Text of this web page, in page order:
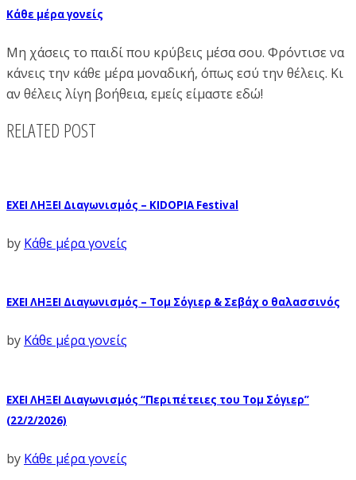
Κάθε μέρα γονείς
Μη χάσεις το παιδί που κρύβεις μέσα σου. Φρόντισε να
κάνεις την κάθε μέρα μοναδική, όπως εσύ την θέλεις. Κι
αν θέλεις λίγη βοήθεια, εμείς είμαστε εδώ!
RELATED POST
ΕΧΕΙ ΛΗΞΕΙ Διαγωνισμός – KIDOPIA Festival
by Κάθε μέρα γονείς
ΕΧΕΙ ΛΗΞΕΙ Διαγωνισμός – Τομ Σόγιερ & Σεβάχ ο θαλασσινός
by Κάθε μέρα γονείς
ΕΧΕΙ ΛΗΞΕΙ Διαγωνισμός “Περιπέτειες του Τομ Σόγιερ”
(22/2/2026)
by Κάθε μέρα γονείς